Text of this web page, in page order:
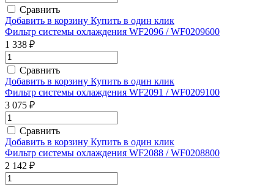
Сравнить
Добавить в корзину Купить в один клик
Фильтр системы охлаждения WF2096 / WF0209600
1 338 ₽
Сравнить
Добавить в корзину Купить в один клик
Фильтр системы охлаждения WF2091 / WF0209100
3 075 ₽
Сравнить
Добавить в корзину Купить в один клик
Фильтр системы охлаждения WF2088 / WF0208800
2 142 ₽